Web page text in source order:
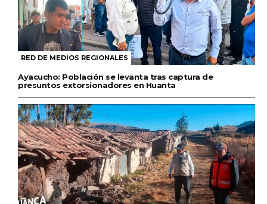
RED DE MEDIOS REGIONALES
Ayacucho: Población se levanta tras captura de
presuntos extorsionadores en Huanta